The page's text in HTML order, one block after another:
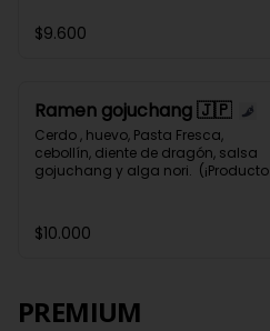
$9.600
Ramen gojuchang 🇯🇵
Cerdo , huevo, Pasta Fresca,
cebollín, diente de dragón, salsa
gojuchang y alga nori.  (¡Producto
$10.000
PREMIUM